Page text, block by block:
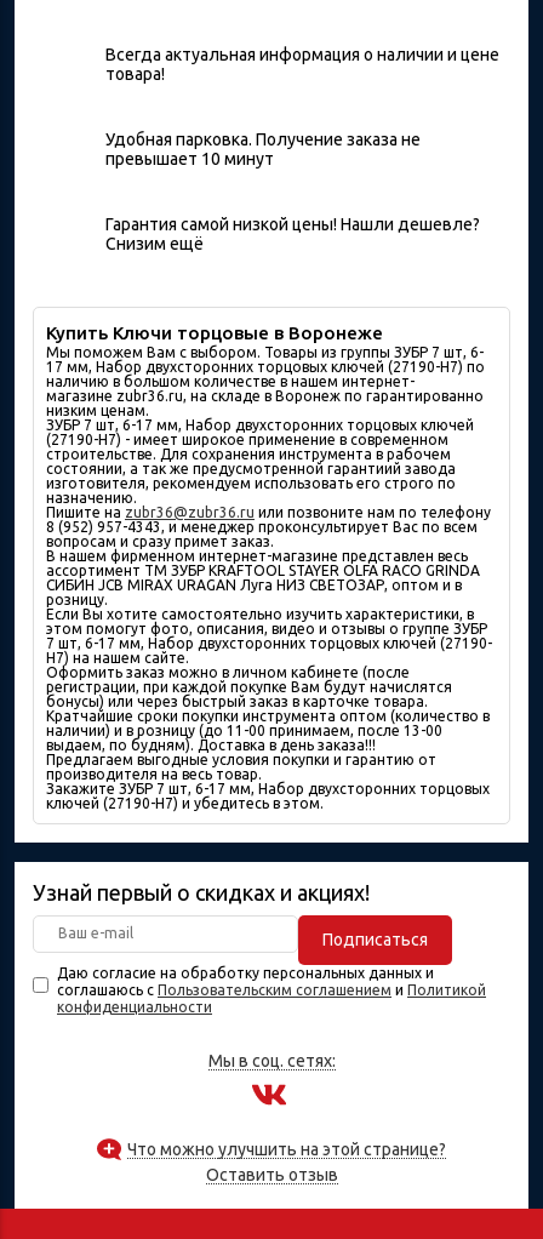
Всегда актуальная информация о наличии и цене
товара!
Удобная парковка. Получение заказа не
превышает 10 минут
Гарантия самой низкой цены! Нашли дешевле?
Снизим ещё
Купить Ключи торцовые в Воронеже
Мы поможем Вам с выбором. Товары из группы ЗУБР 7 шт, 6-
17 мм, Набор двухсторонних торцовых ключей (27190-H7) по
наличию в большом количествe в нашем интернет-
магазине zubr36.ru, на складе в Воронеж по гарантированно
низким ценам.
ЗУБР 7 шт, 6-17 мм, Набор двухсторонних торцовых ключей
(27190-H7) - имеет широкое применение в современном
строительстве. Для сохранения инструмента в рабочем
состоянии, а так же предусмотренной гарантиий завода
изготовителя, рекомендуем использовать его строго по
назначению.
Пишите на zubr36@zubr36.ru или позвоните нам по телефону
8 (952) 957-4343, и менеджер проконсультирует Вас по всем
вопросам и сразу примет заказ.
В нашем фирменном интернет-магазине представлен весь
ассортимент ТМ ЗУБР KRAFTOOL STAYER OLFA RACO GRINDA
СИБИН JCB MIRAX URAGAN Луга НИЗ СВЕТОЗАР, оптом и в
розницу.
Если Вы хотите самостоятельно изучить характеристики, в
этом помогут фото, описания, видео и отзывы о группе ЗУБР
7 шт, 6-17 мм, Набор двухсторонних торцовых ключей (27190-
H7) на нашем сайте.
Оформить заказ можно в личном кабинете (после
регистрации, при каждой покупке Вам будут начислятся
бонусы) или через быстрый заказ в карточке товара.
Кратчайшие сроки покупки инструмента оптом (количество в
наличии) и в розницу (до 11-00 принимаем, после 13-00
выдаем, по будням). Доставка в день заказа!!!
Предлагаем выгодные условия покупки и гарантию от
производителя на весь товар.
Закажите ЗУБР 7 шт, 6-17 мм, Набор двухсторонних торцовых
ключей (27190-H7) и убедитесь в этом.
Узнай первый о скидках и акциях!
Подписаться
Даю согласие на обработку персональных данных и
соглашаюсь с Пользовательским соглашением и Политикой
конфиденциальности
Мы в соц. сетях:
Что можно улучшить на этой странице?
Оставить отзыв